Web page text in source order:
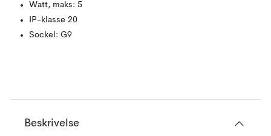
Watt, maks: 5
IP-klasse 20
Sockel: G9
Beskrivelse